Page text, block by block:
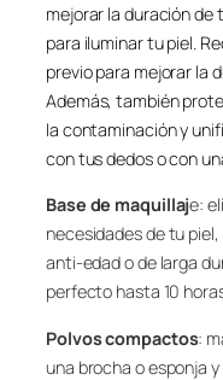
mejorar la duración de
para iluminar tu piel.
previo para mejorar la
Además, también
la contaminación y
con tus dedos o con
Base de maquillaje:
necesidades de tu
anti-edad o de larga
perfecto hasta 10
Polvos compactos:
una brocha o esponja